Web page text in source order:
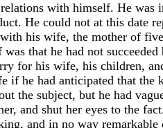
with himself. He was
He could not at this date
his wife, the mother of
that he had not
for his wife, his children,
if he had anticipated that the
the subject, but he had
and shut her eyes to the
and in no way